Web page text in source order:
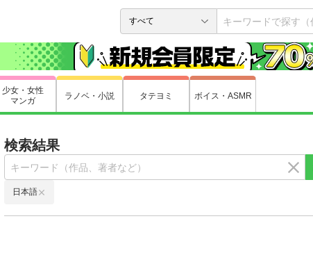
少女・女性
マンガ
ラノベ・小説 タテヨミ ボイス・ASMR
検索結果
日本語